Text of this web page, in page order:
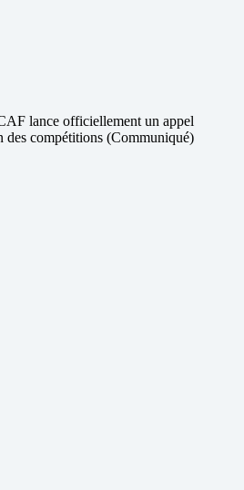
lance officiellement un appel
des compétitions (Communiqué)